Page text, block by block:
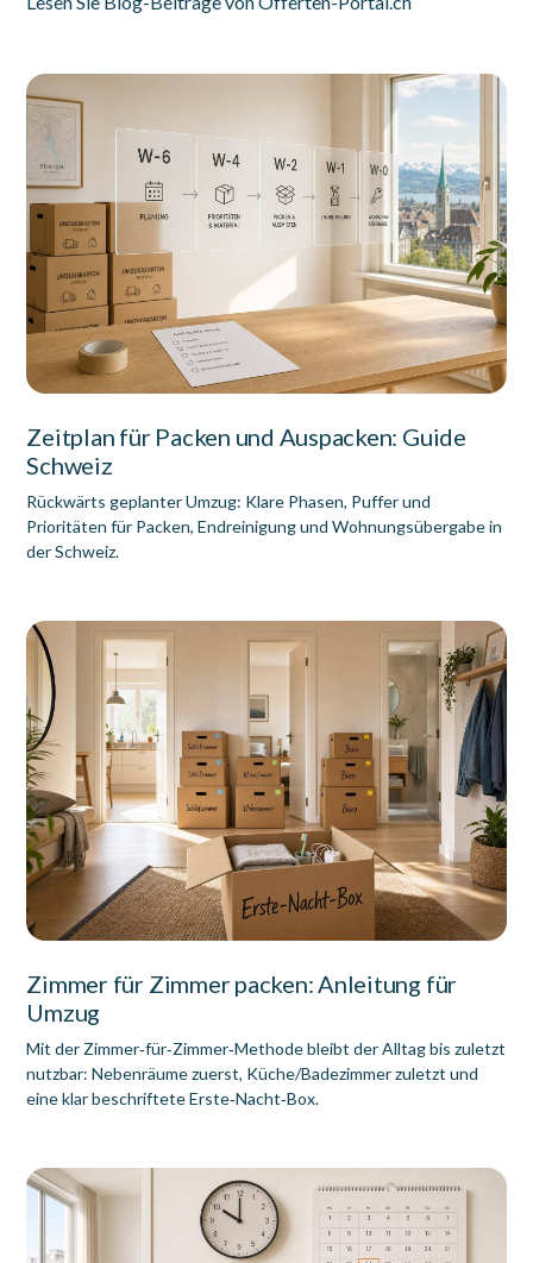
Zeitplan für Packen und Auspacken: Guide
Schweiz
Rückwärts geplanter Umzug: Klare Phasen, Puffer und
Prioritäten für Packen, Endreinigung und Wohnungsübergabe in
der Schweiz.
Zimmer für Zimmer packen: Anleitung für
Umzug
Mit der Zimmer‑für‑Zimmer‑Methode bleibt der Alltag bis zuletzt
nutzbar: Nebenräume zuerst, Küche/Badezimmer zuletzt und
eine klar beschriftete Erste‑Nacht‑Box.